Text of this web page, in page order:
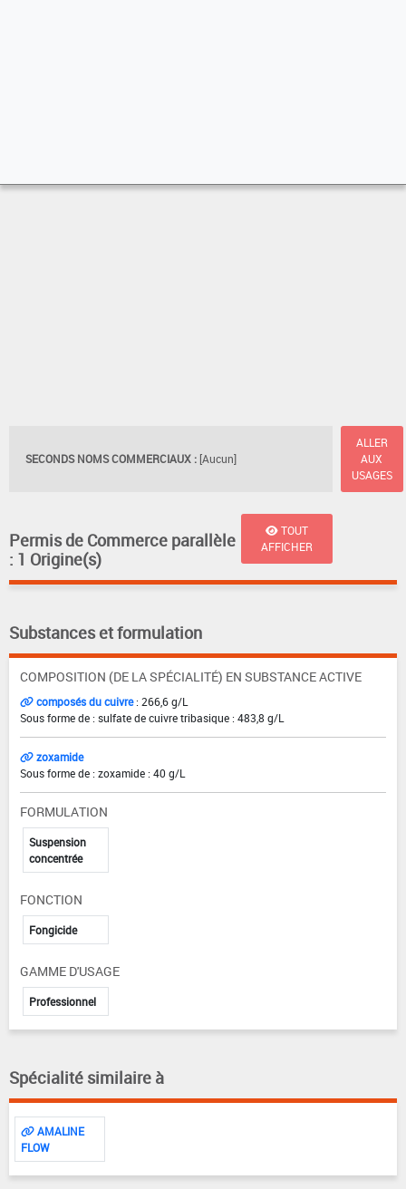
SECONDS NOMS COMMERCIAUX : [Aucun]
ALLER
AUX
USAGES
Permis de Commerce parallèle
: 1 Origine(s)
TOUT
AFFICHER
Substances et formulation
COMPOSITION (DE LA SPÉCIALITÉ) EN SUBSTANCE ACTIVE
composés du cuivre: 266,6 g/L
Sous forme de : sulfate de cuivre tribasique : 483,8 g/L
zoxamide
Sous forme de : zoxamide : 40 g/L
FORMULATION
Suspension
concentrée
FONCTION
Fongicide
GAMME D'USAGE
Professionnel
Spécialité similaire à
AMALINE
FLOW